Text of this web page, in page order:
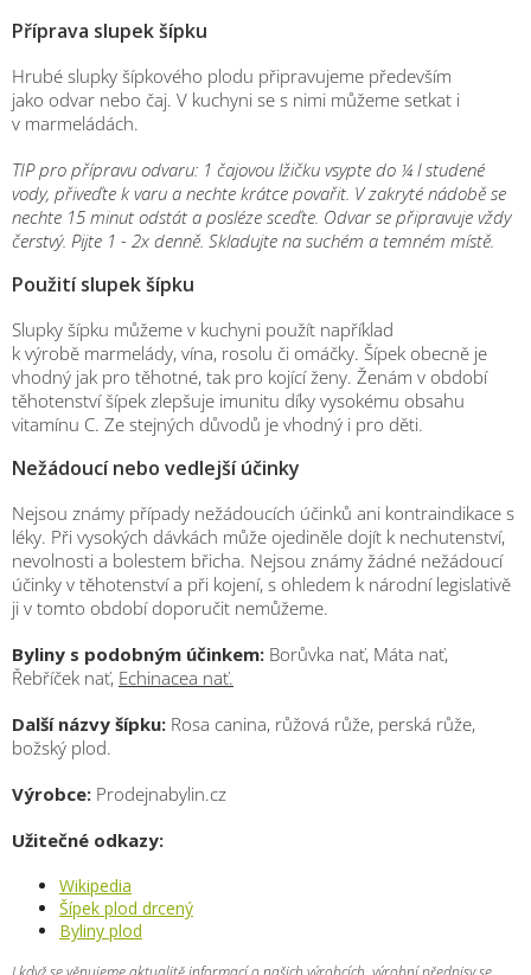
Příprava slupek šípku
Hrubé slupky šípkového plodu připravujeme především
jako odvar nebo čaj. V kuchyni se s nimi můžeme setkat i
v marmeládách.
TIP pro přípravu odvaru: 1 čajovou lžičku vsypte do ¼ l studené
vody, přiveďte k varu a nechte krátce povařit. V zakryté nádobě se
nechte 15 minut odstát a posléze sceďte. Odvar se připravuje vždy
čerstvý. Pijte 1 - 2x denně. Skladujte na suchém a temném místě.
Použití slupek šípku
Slupky šípku můžeme v kuchyni použít například
k výrobě marmelády, vína, rosolu či omáčky. Šípek obecně je
vhodný jak pro těhotné, tak pro kojící ženy. Ženám v období
těhotenství šípek zlepšuje imunitu díky vysokému obsahu
vitamínu C. Ze stejných důvodů je vhodný i pro děti.
Nežádoucí nebo vedlejší účinky
Nejsou známy případy nežádoucích účinků ani kontraindikace s
léky. Při vysokých dávkách může ojediněle dojít k nechutenství,
nevolnosti a bolestem břicha. Nejsou známy žádné nežádoucí
účinky v těhotenství a při kojení, s ohledem k národní legislativě
ji v tomto období doporučit nemůžeme.
Byliny s podobným účinkem: Borůvka nať, Máta nať,
Řebříček nať, Echinacea nať.
Další názvy šípku: Rosa canina, růžová růže, perská růže,
božský plod.
Výrobce: Prodejnabylin.cz
Užitečné odkazy:
Wikipedia
Šípek plod drcený
Byliny plod